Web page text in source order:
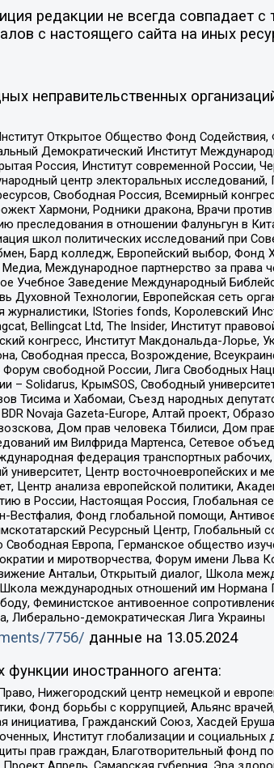
редакции не всегда совпадает с
с настоящего сайта на иных
неправительственных
Открытое Общество Фонд
Демократический Институт
Россия, Институт современной России,
центр электоральных
Свободная Россия, Всемирный
Хармони, Родники дракона, Врачи
преследования в отношении Фалуньгун в
школ политических исследований при
Бард колледж, Европейский выбор,
Международное партнерство за права
Учебное Заведение Международный
Духовной Технологии, Европейская сеть
IStories fonds, Королевский
Bellingcat Ltd, The Insider, Институт
конгресс, Институт Макдональда-
Свободная пресса, Возрождение,
свободной России, Лига Свободных
Solidarus, КрымSOS, Свободный
Тисима и Хабомаи, Съезд народных
Novaja Gazeta-Europe, Алтай проект,
Дом прав человека Тбилиси, Дом
им Вилфрида Мартенса, Сетевое
федерация транспортных
университет, Центр восточноевропейских
Центр анализа европейской политики,
в России, Настоящая Россия, Глобальная
Фонд глобальной помощи,
Ресурсный Центр, Глобальный
Свободная Европа, Германское общество
и миротворчества, Форум имени Льва
Антальи, Открытый диалог, Школа
международных отношений им
Феминистское антивоенное
Либерально-демократическая Лига Украины
7756/ данные на 13.05.2024
иностранного агента:
Нижегородский центр немецкой и
Фонд борьбы с коррупцией, Альянс
инициатива, Гражданский Союз, Хасдей
Институт глобализации и
прав граждан, Благотворительный фонд